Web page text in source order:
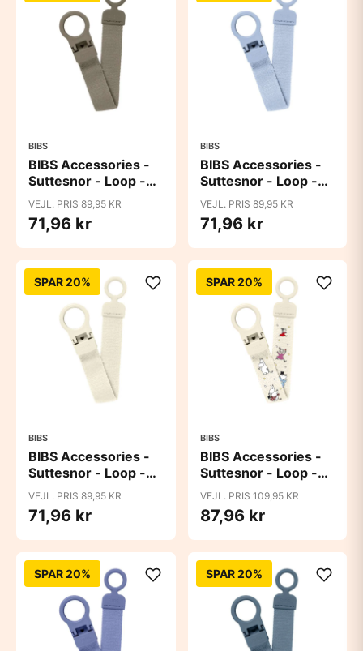
BIBS
BIBS Accessories -
Suttesnor - Loop -
Dark Oak
VEJL. PRIS 89,95 KR
71,96 kr
BIBS
BIBS Accessories -
Suttesnor - Loop -
Dusty Blue
VEJL. PRIS 89,95 KR
71,96 kr
SPAR 20%
BIBS
BIBS Accessories -
Suttesnor - Loop -
Ivory
VEJL. PRIS 89,95 KR
71,96 kr
SPAR 20%
BIBS
BIBS Accessories -
Suttesnor - Loop -
Moomins - Ivory
VEJL. PRIS 109,95 KR
87,96 kr
SPAR 20% SPAR 20%